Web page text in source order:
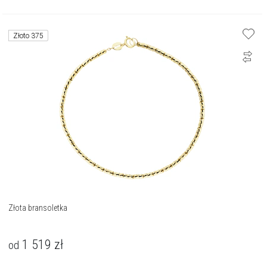
Złoto 375
Złota bransoletka
od 1 519 zł